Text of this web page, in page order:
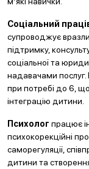
Соціальний
супроводжує
підтримку,
соціальної та
надавачами послуг.
при потребі до 6,
інтеграцію дитини.
Психолог працює
психокорекційні
саморегуляції,
дитини та